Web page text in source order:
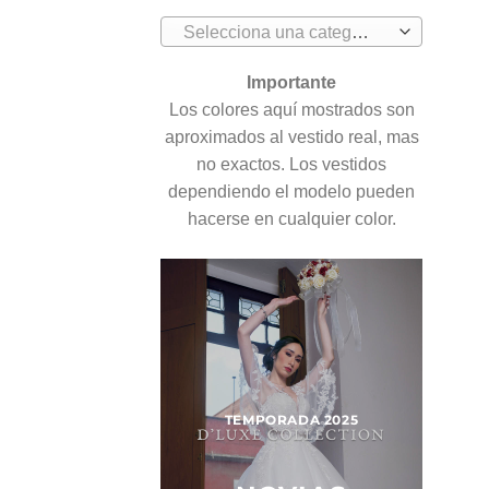
Selecciona una categoría
Importante
Los colores aquí mostrados son
aproximados al vestido real, mas
no exactos. Los vestidos
dependiendo el modelo pueden
hacerse en cualquier color.
TEMPORADA 2025